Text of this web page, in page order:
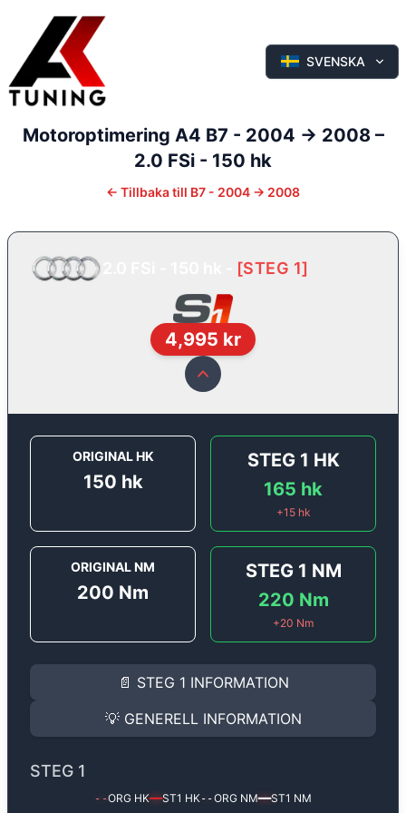
SVENSKA
Motoroptimering A4 B7 - 2004 -> 2008–
2.0 FSi - 150 hk
← Tillbaka till B7 - 2004 -> 2008
[STEG 1]
4,995 kr
ORIGINAL HK
150 hk
STEG 1 HK
165 hk
+15hk
ORIGINAL NM
200 Nm
STEG 1 NM
220 Nm
+20 Nm
📄 STEG 1 INFORMATION
INFORMATION
Steg 1
Audi A4 2.0 FSi - 150 hk.
Effekten ökar från150 hktill165 hkoch
(+15 hk & +20 Nm).
Ger mer effekt, högre vridmoment, lägre
Steg 1 mjukvara justerar vi ett antal
💡 GENERELL INFORMATION
✅ All mjukvara är skräddarsydd för din bil
✅ Felsökning inann samt efter optimering
STEG 1
--ORG HK━━ST1 HK--ORG NM━━ST1 NM